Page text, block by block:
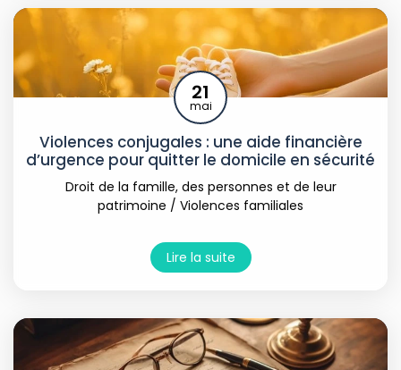
Violences conjugales : une aide financière
d’urgence pour quitter le domicile en sécurité
21
mai
Droit de la famille, des personnes et de leur
patrimoine / Violences familiales
Lire la suite